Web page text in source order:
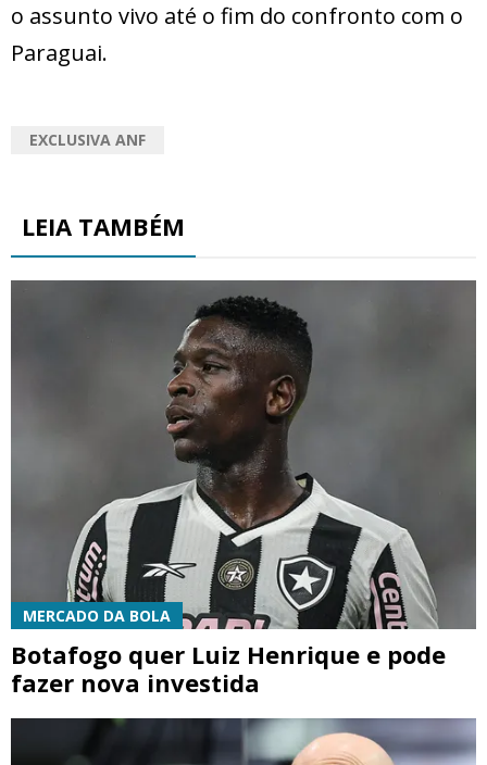
o assunto vivo até o fim do confronto com o
Paraguai.
EXCLUSIVA ANF
LEIA TAMBÉM
MERCADO DA BOLA
Botafogo quer Luiz Henrique e pode
fazer nova investida